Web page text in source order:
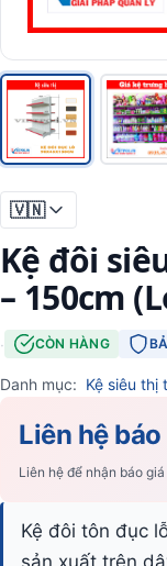
🇻🇳
Kệ đôi
– 150cm
· CÒN HÀNG
Danh mục: Kệ siêu thị
Liên hệ
Liên hệ để nhận báo
Kệ đôi tôn đục